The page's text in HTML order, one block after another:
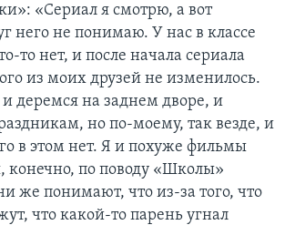
«Сериал я смотрю, а вот
него не понимаю. У нас в классе
то нет, и после начала сериала
из моих друзей не изменилось.
и деремся на заднем дворе, и
но по-моему, так везде, и
в этом нет. Я и похуже фильмы
конечно, по поводу «Школы»
же понимают, что из-за того, что
что какой-то парень угнал